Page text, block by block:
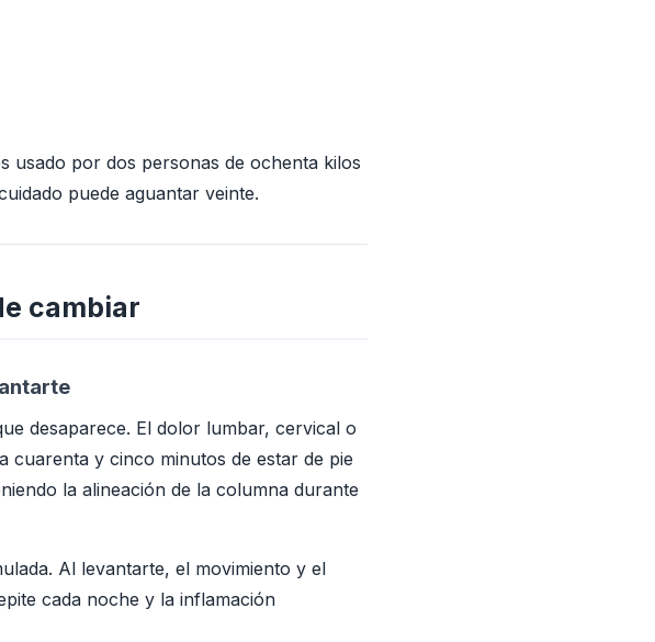
usado por dos personas de ochenta kilos
puede aguantar veinte.
cambiar
desaparece. El dolor lumbar, cervical o
cuarenta y cinco minutos de estar de pie
la alineación de la columna durante
Al levantarte, el movimiento y el
cada noche y la inflamación